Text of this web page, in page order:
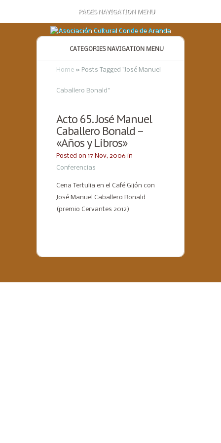
PAGES NAVIGATION MENU
CATEGORIES NAVIGATION MENU
Home » Posts Tagged "José Manuel
Caballero Bonald"
Acto 65. José Manuel
Caballero Bonald –
«Años y Libros»
Posted on 17 Nov, 2006 in
Conferencias
Cena Tertulia en el Café Gijón con
José Manuel Caballero Bonald
(premio Cervantes 2012)